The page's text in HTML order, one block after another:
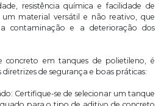
resistência química e facilidade de
material versátil e não reativo, que
contaminação e a deterioração dos
concreto em tanques de polietileno, é
de segurança e boas práticas:
Certifique-se de selecionar um tanque